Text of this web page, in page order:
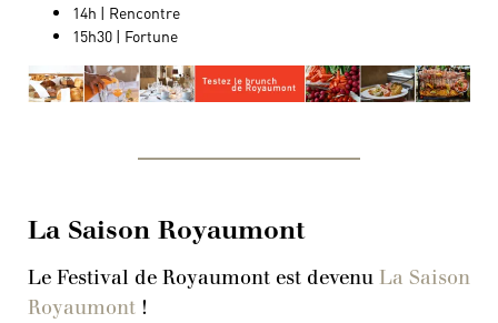
14h | Rencontre
15h30 | Fortune
La Saison Royaumont
Le Festival de Royaumont est devenu La Saison
Royaumont !